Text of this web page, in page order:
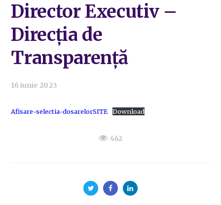
Director Executiv –
Direcția de
Transparență
16 iunie 2023
Afisare-selectia-dosarelorSITE Download
462